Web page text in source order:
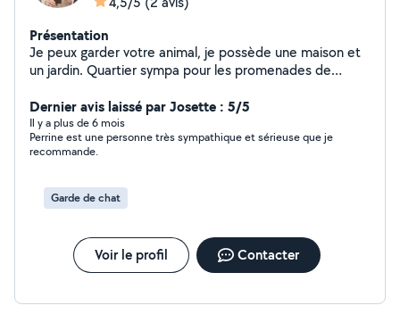
Présentation
Je peux garder votre animal, je possède une maison et
un jardin. Quartier sympa pour les promenades de
sera jamais seul Animaux propreset gentils uniquement
Dernier avis laissé par Josette : 5/5
Il y a plus de 6 mois
Perrine est une personne très sympathique et sérieuse que je
recommande.
Garde de chat
Voir le profil Contacter